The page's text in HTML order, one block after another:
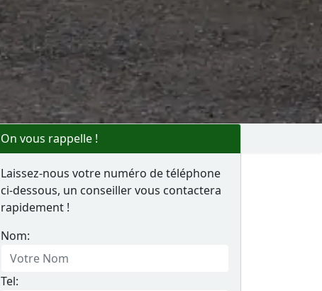
On vous rappelle !
Laissez-nous votre numéro de téléphone
ci-dessous, un conseiller vous contactera
rapidement !
Nom:
Tel: